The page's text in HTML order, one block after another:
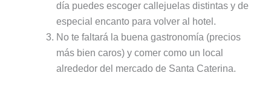
día puedes escoger callejuelas distintas y de
especial encanto para volver al hotel.
No te faltará la buena gastronomía (precios
más bien caros) y comer como un local
alrededor del mercado de Santa Caterina.